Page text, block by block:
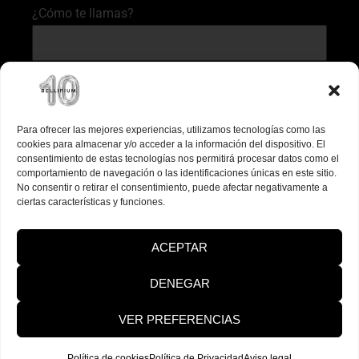
Para ofrecer las mejores experiencias, utilizamos tecnologías como las
cookies para almacenar y/o acceder a la información del dispositivo. El
consentimiento de estas tecnologías nos permitirá procesar datos como el
comportamiento de navegación o las identificaciones únicas en este sitio.
No consentir o retirar el consentimiento, puede afectar negativamente a
ciertas características y funciones.
ACEPTAR
DENEGAR
VER PREFERENCIAS
¿Cómo te llamas?
¿A qué correo quieres que te mandemos el
He leído y acepto elAviso legal y lapolítica de
de Bellirium
¡RECOGER CUPÓN!